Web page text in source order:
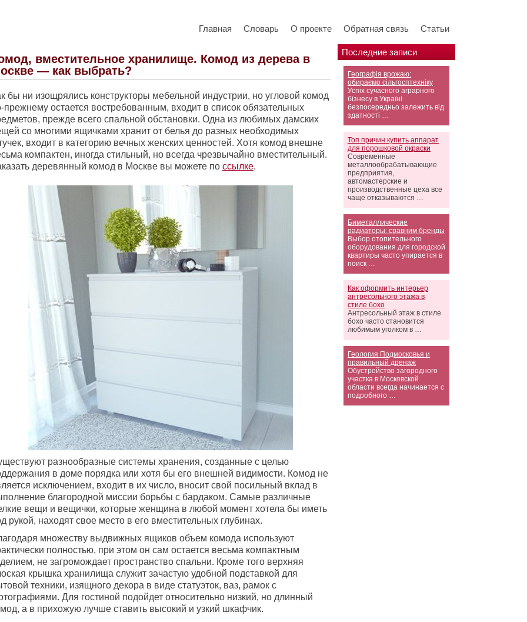
Главная Словарь О проекте Обратная связь Статьи
Последние записи
Географія врожаю:
обираємо сільгосптехніку
Успіх сучасного аграрного
бізнесу в Україні
безпосередньо залежить від
здатності …
Топ причин купить аппарат
для порошковой окраски
Современные
металлообрабатывающие
предприятия,
автомастерские и
производственные цеха все
чаще отказываются …
Биметаллические
радиаторы: сравним бренды
Выбор отопительного
оборудования для городской
квартиры часто упирается в
поиск …
Как оформить интерьер
антресольного этажа в
стиле бохо
Антресольный этаж в стиле
бохо часто становится
любимым уголком в …
Геология Подмосковья и
правильный дренаж
Обустройство загородного
участка в Московской
области всегда начинается с
подробного …
вместительное хранилище. Комод из дерева в
— как выбрать?
бы ни изощрялись конструкторы мебельной индустрии, но угловой комод
прежнему остается востребованным, входит в список обязательных
прежде всего спальной обстановки. Одна из любимых дамских
со многими ящичками хранит от белья до разных необходимых
входит в категорию вечных женских ценностей. Хотя комод внешне
компактен, иногда стильный, но всегда чрезвычайно вместительный.
деревянный комод в Москве вы можете по ссылке.
разнообразные системы хранения, созданные с целью
в доме порядка или хотя бы его внешней видимости. Комод не
исключением, входит в их число, вносит свой посильный вклад в
благородной миссии борьбы с бардаком. Самые различные
вещи и вещички, которые женщина в любой момент хотела бы иметь
рукой, находят свое место в его вместительных глубинах.
множеству выдвижных ящиков объем комода используют
полностью, при этом он сам остается весьма компактным
не загромождает пространство спальни. Кроме того верхняя
крышка хранилища служит зачастую удобной подставкой для
техники, изящного декора в виде статуэток, ваз, рамок с
Для гостиной подойдет относительно низкий, но длинный
а в прихожую лучше ставить высокий и узкий шкафчик.